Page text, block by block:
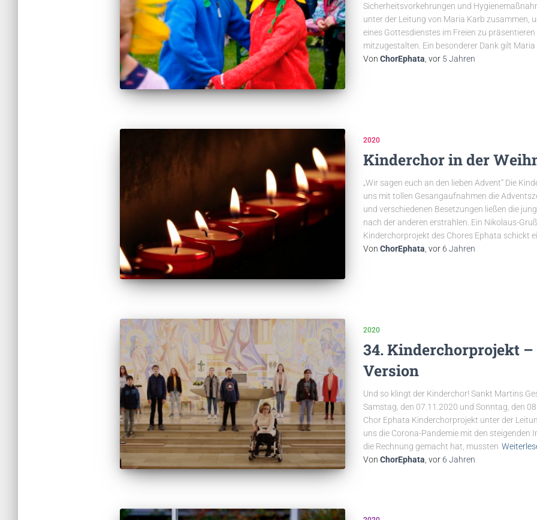
Sicherheitsvorkehrungen und
unter der Leitung von Maria Karb zusammen,
eines Gottesdienstes im Freien zu
mitzugestalten. Ein besonderer Dank gilt Maria
Von ChorEphata, vor 5 Jahren
2020
Kinderchor in der
„Wir sagen euch an den lieben Advent“ Die
uns mit tollen Gesangaufnahmen die
und verschiedenen Besetzungen ließen die
nach der anderen erstrahlen. Ein Nikolaus-
Kinderchorprojekt des Chores Ephata schickt
Von ChorEphata, vor 6 Jahren
2020
34. Kinderchorprojekt –
Version
Und so klingt der Kinderchor! Sankt Martins
Samstag, den 07.11.2020 und Sonntag, den
Chor Ephata Kinderchorprojekt unter der
uns die Corona-Pandemie mit den steigenden
die Rechnung gemacht hat, mussten
Von ChorEphata , vor 6 Jahren